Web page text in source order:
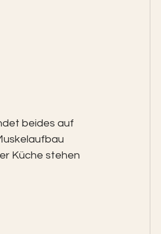
beides auf
Küche stehen